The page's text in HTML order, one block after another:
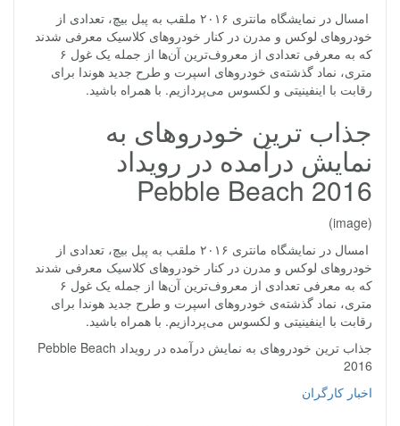
امسال در نمایشگاه مانتری ۲۰۱۶ ملقب به پبل بیچ، تعدادی از
خودروهای لوکس و مدرن در کنار خودروهای کلاسیک معرفی شدند
که به معرفی تعدادی از معروف‌ترین آن‌ها از جمله یک غول ۶
متری، نماد گذشته‌ی خودروهای اسپرت و طرح جدید هوندا برای
رقابت با اینفینیتی و لکسوس می‌پردازیم. با همراه باشید.
جذاب‌ ترین خودروهای به
نمایش درآمده در رویداد
Pebble Beach 2016
(image)
امسال در نمایشگاه مانتری ۲۰۱۶ ملقب به پبل بیچ، تعدادی از
خودروهای لوکس و مدرن در کنار خودروهای کلاسیک معرفی شدند
که به معرفی تعدادی از معروف‌ترین آن‌ها از جمله یک غول ۶
متری، نماد گذشته‌ی خودروهای اسپرت و طرح جدید هوندا برای
رقابت با اینفینیتی و لکسوس می‌پردازیم. با همراه باشید.
جذاب‌ ترین خودروهای به نمایش درآمده در رویداد Pebble Beach
2016
اخبار کارگران